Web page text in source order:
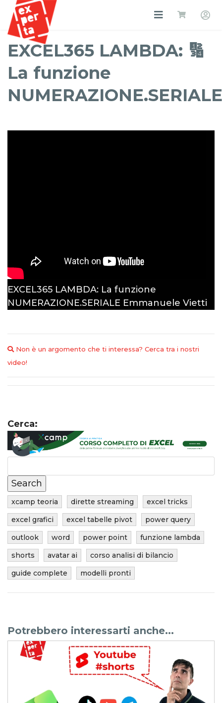
EXCEL365 LAMBDA: 🔢
La funzione
NUMERAZIONE.SERIALE
EXCEL365 LAMBDA: La funzione
NUMERAZIONE.SERIALE Emmanuele Vietti
Non è un argomento che ti interessa? Cerca tra i nostri
video!
Cerca:
xcamp teoria dirette streaming
excel tricks
excel grafici
excel tabelle pivot
power query
outlook
word power point
funzione lambda
shorts
avatar ai
corso analisi di bilancio
guide complete
modelli pronti
Potrebbero interessarti anche...